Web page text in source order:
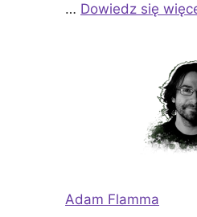
… Dowiedz się
Adam Flamma